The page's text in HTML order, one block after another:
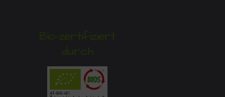
Bio-zertifiziert
durch